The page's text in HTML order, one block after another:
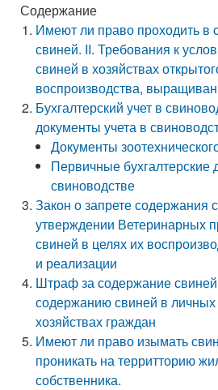
Содержание
Имеют ли право проходить в
свиней. II. Требования к
свиней в хозяйствах
воспроизводства,
Бухгалтерский учет в
документы учета в
Документы
Первичные бухгалтерские
свиноводстве
Закон о запрете содержания
утверждении Ветеринарных
свиней в целях их
и реализации
Штраф за содержание
содержанию свиней в
хозяйствах граждан
Имеют ли право изымать
проникать на территторию
собственника.